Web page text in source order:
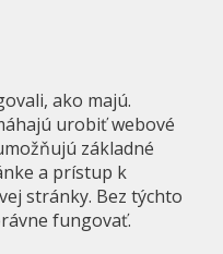
ako majú.
urobiť webové
základné
a prístup k
stránky. Bez týchto
fungovať.